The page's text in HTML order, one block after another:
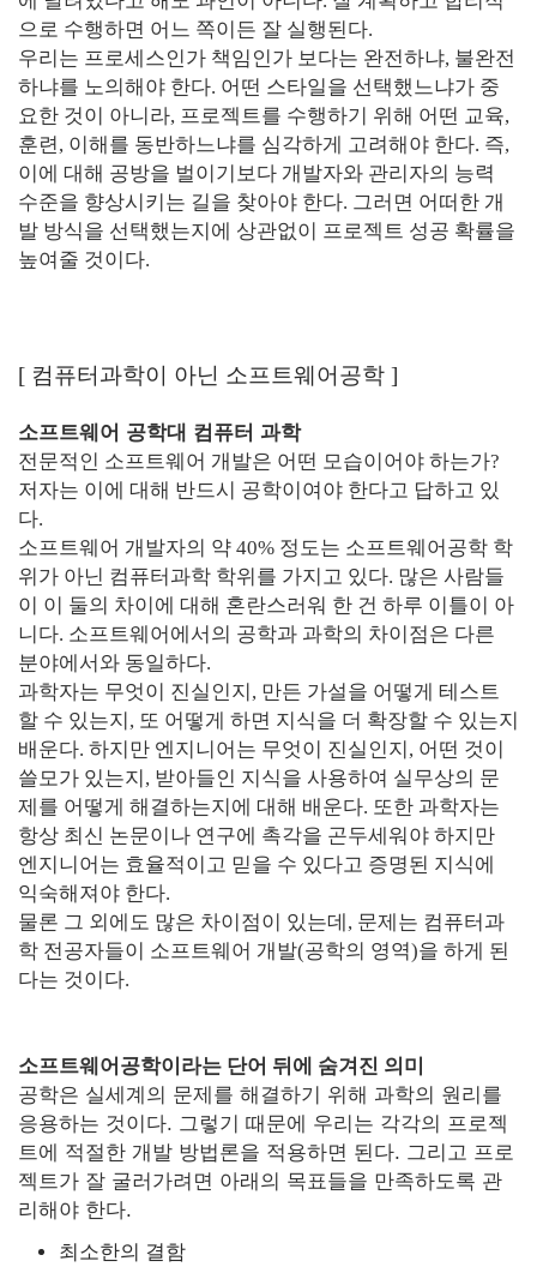
으로 수행하면 어느 쪽이든 잘 실행된다.
우리는 프로세스인가 책임인가 보다는 완전하냐, 불완전
하냐를 노의해야 한다. 어떤 스타일을 선택했느냐가 중
요한 것이 아니라, 프로젝트를 수행하기 위해 어떤 교육,
훈련, 이해를 동반하느냐를 심각하게 고려해야 한다. 즉,
이에 대해 공방을 벌이기보다 개발자와 관리자의 능력
수준을 향상시키는 길을 찾아야 한다. 그러면 어떠한 개
발 방식을 선택했는지에 상관없이 프로젝트 성공 확률을
높여줄 것이다.
[ 컴퓨터과학이 아닌 소프트웨어공학 ]
소프트웨어 공학대 컴퓨터 과학
전문적인 소프트웨어 개발은 어떤 모습이어야 하는가?
저자는 이에 대해 반드시 공학이여야 한다고 답하고 있
다.
소프트웨어 개발자의 약 40% 정도는 소프트웨어공학 학
위가 아닌 컴퓨터과학 학위를 가지고 있다. 많은 사람들
이 이 둘의 차이에 대해 혼란스러워 한 건 하루 이틀이 아
니다. 소프트웨어에서의 공학과 과학의 차이점은 다른
분야에서와 동일하다.
과학자는 무엇이 진실인지, 만든 가설을 어떻게 테스트
할 수 있는지, 또 어떻게 하면 지식을 더 확장할 수 있는지
배운다. 하지만 엔지니어는 무엇이 진실인지, 어떤 것이
쓸모가 있는지, 받아들인 지식을 사용하여 실무상의 문
제를 어떻게 해결하는지에 대해 배운다. 또한 과학자는
항상 최신 논문이나 연구에 촉각을 곤두세워야 하지만
엔지니어는 효율적이고 믿을 수 있다고 증명된 지식에
익숙해져야 한다.
물론 그 외에도 많은 차이점이 있는데, 문제는 컴퓨터과
학 전공자들이 소프트웨어 개발(공학의 영역)을 하게 된
다는 것이다.
소프트웨어공학이라는 단어 뒤에 숨겨진 의미
공학은 실세계의 문제를 해결하기 위해 과학의 원리를
응용하는 것이다. 그렇기 때문에 우리는 각각의 프로젝
트에 적절한 개발 방법론을 적용하면 된다. 그리고 프로
젝트가 잘 굴러가려면 아래의 목표들을 만족하도록 관
리해야 한다.
최소한의 결함